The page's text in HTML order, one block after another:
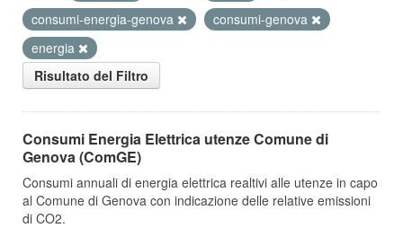
consumi-energia-genova
consumi-genova
energia
Risultato del Filtro
Consumi Energia Elettrica utenze Comune di
Genova (ComGE)
Consumi annuali di energia elettrica realtivi alle utenze in capo
al Comune di Genova con indicazione delle relative emissioni
di CO2.